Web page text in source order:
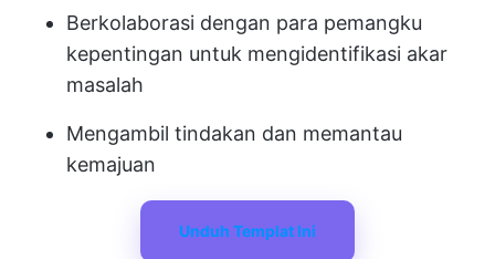
Berkolaborasi dengan para pemangku
kepentingan untuk mengidentifikasi akar
masalah
Mengambil tindakan dan memantau
kemajuan
Unduh Templat Ini